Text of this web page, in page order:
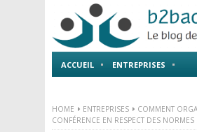
ACCUEIL ENTREPRISES
HOME ENTREPRISES
COMMENT
CONFÉRENCE EN RESPECT DES NORMES